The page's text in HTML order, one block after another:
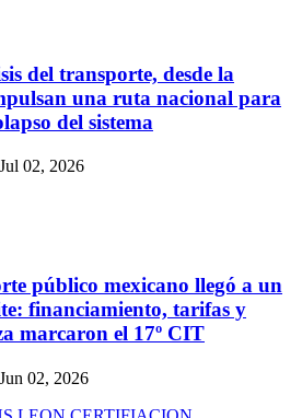
del transporte, desde la
una ruta nacional para
del sistema
Jul 02, 2026
público mexicano llegó a un
financiamiento, tarifas y
marcaron el 17º CIT
Jun 02, 2026